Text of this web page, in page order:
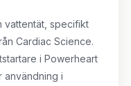
vattentät, specifikt
Cardiac Science.
i Powerheart
användning i